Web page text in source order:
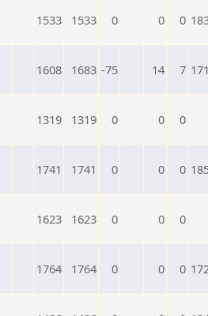
1533 1533 0 0 0
1608 1683 -75 14 7
1319 1319 0 0 0
1741 1741 0 0 0
1623 1623 0 0 0
1764 1764 0 0 0